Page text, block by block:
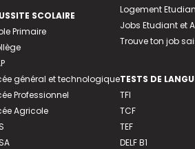
SCOLAIRE
Primaire
général et technologique
Professionnel
Agricole
Logement
Jobs Etudiant et
Trouve ton job
TESTS DE
TFI
TCF
TEF
DELF B1